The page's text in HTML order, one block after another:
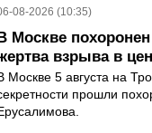
08-2026 (10:35)
Москве
взрыва в
Москве 5 августа на
прошли